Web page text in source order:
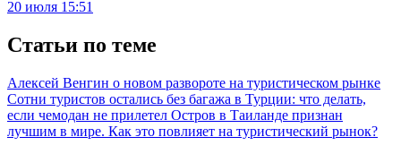
20 июля 15:51
Статьи по теме
Алексей Венгин о новом развороте на туристическом рынке
Сотни туристов остались без багажа в Турции: что делать,
если чемодан не прилетел Остров в Таиланде признан
лучшим в мире. Как это повлияет на туристический рынок?